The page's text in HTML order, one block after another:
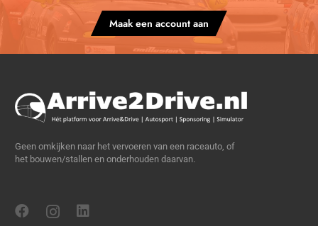
Maak een account aan
Geen omkijken naar het vervoeren van een raceauto, of
het bouwen/stallen en onderhouden daarvan.